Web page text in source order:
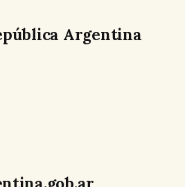
Argentina